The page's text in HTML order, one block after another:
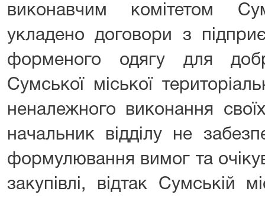
виконавчим комітетом
укладено договори з
форменого одягу для
Сумської міської
неналежного виконання
начальник відділу не
формулювання вимог та
закупівлі, відтак Сумській